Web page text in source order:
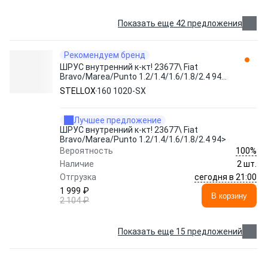
Показать еще 42 предложения
Рекомендуем бренд
ШРУС внутренний к-кт! 23677\ Fiat
Bravo/Marea/Punto 1.2/1.4/1.6/1.8/2.4 94>
160 1020-SX STELLOX
STELLOX 160 1020-SX
Лучшее предложение
ШРУС внутренний к-кт! 23677\ Fiat
Bravo/Marea/Punto 1.2/1.4/1.6/1.8/2.4 94>
Вероятность
100%
Наличие
2 шт.
Отгрузка
сегодня в 21:00
1 999 ₽
2 104 ₽
В корзину
Показать еще 15 предложений